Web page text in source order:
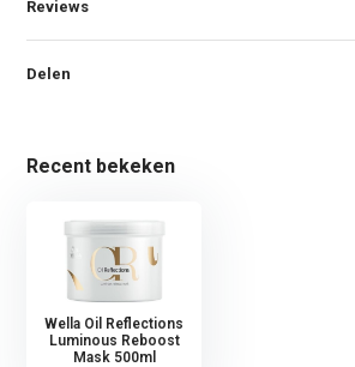
Reviews
Delen
Recent bekeken
Wella Oil Reflections
Luminous Reboost
Mask 500ml